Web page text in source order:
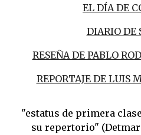
EL DÍA DE
DIARIO DE
RESEÑA DE PABLO
REPORTAJE DE LUIS
"estatus de primera
su repertorio"